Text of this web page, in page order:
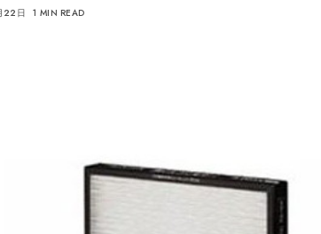
22日 1 MIN READ